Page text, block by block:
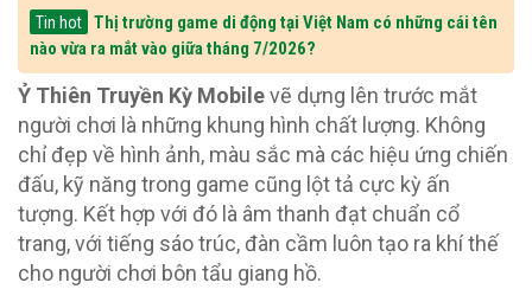
Tin hot
Thị trường game di động tại Việt Nam có những cái tên
nào vừa ra mắt vào giữa tháng 7/2026?
Ỷ Thiên Truyền Kỳ Mobilevẽ dựng lên trước mắt
người chơi là những khung hình chất lượng. Không
chỉ đẹp về hình ảnh, màu sắc mà các hiệu ứng chiến
đấu, kỹ năng trong game cũng lột tả cực kỳ ấn
tượng. Kết hợp với đó là âm thanh đạt chuẩn cổ
trang, với tiếng sáo trúc, đàn cầm luôn tạo ra khí thế
cho người chơi bôn tẩu giang hồ.